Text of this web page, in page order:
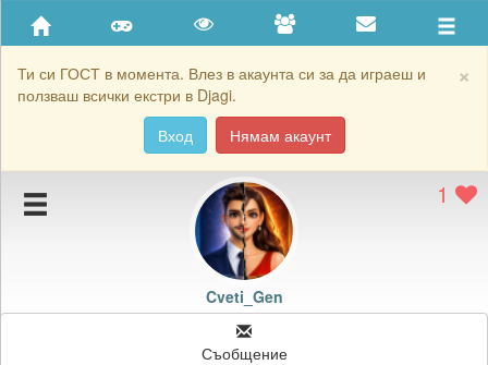
×
Ти си ГОСТ в момента. Влез в акаунта си за да играеш и
ползваш всички екстри в Djagi.
Вход
Нямам акаунт
Приятели
Хронология на игри
Подаръците на Cveti_Gen
Картичките на Cveti_Gen
1
Cveti_Gen
Съобщение